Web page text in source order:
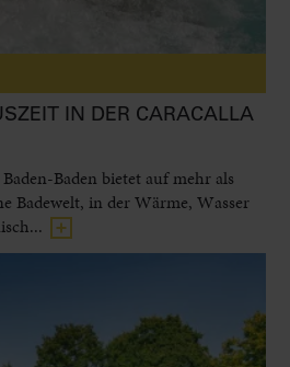
IN DER CARACALLA
Baden bietet auf mehr als
Badewelt, in der Wärme, Wasser